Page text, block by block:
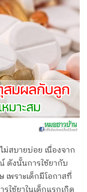
ม่สบายบ่อย เนื่องจาก
ดังนั้นการใช้ยากับ
เพราะเด็กมีโอกาสที่